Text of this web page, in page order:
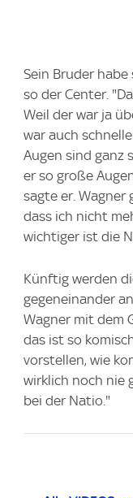
Sein Bruder
so der Center.
Weil der war ja
war auch
Augen sind ganz
er so große
sagte er. Wagner
dass ich nicht
wichtiger ist die
Künftig werden
gegeneinander
Wagner mit dem
das ist so
vorstellen, wie
wirklich noch nie
bei der Natio."